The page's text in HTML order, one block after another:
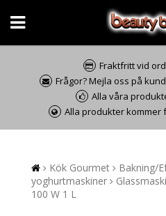
Fraktfritt vid
Frågor? Mejla oss på
Alla våra
Alla produkter kommer
Kök Gourmet Bakning/
yoghurtmaskiner
100 W 1 L